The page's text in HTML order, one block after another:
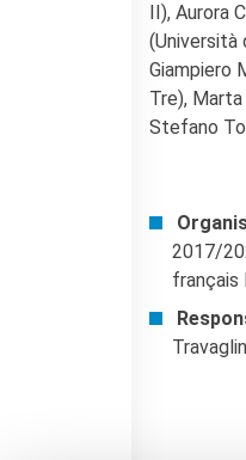
II), Aurora
(Università
Giampiero
Tre),
Stefano
2017/
français